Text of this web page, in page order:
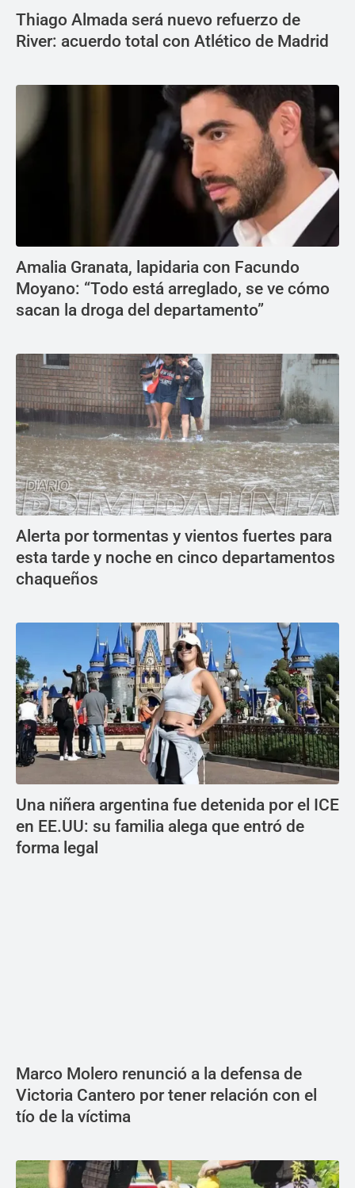
Thiago Almada será nuevo refuerzo de
River: acuerdo total con Atlético de Madrid
Amalia Granata, lapidaria con Facundo
Moyano: “Todo está arreglado, se ve cómo
sacan la droga del departamento”
Alerta por tormentas y vientos fuertes para
esta tarde y noche en cinco departamentos
chaqueños
Una niñera argentina fue detenida por el ICE
en EE.UU: su familia alega que entró de
forma legal
Marco Molero renunció a la defensa de
Victoria Cantero por tener relación con el
tío de la víctima